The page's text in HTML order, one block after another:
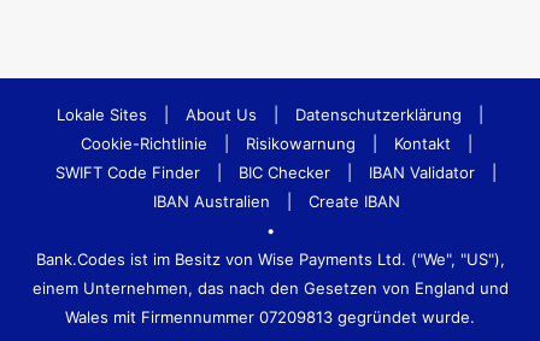
Lokale Sites About Us Datenschutzerklärung
Cookie-Richtlinie
Risikowarnung Kontakt
SWIFT Code Finder
BIC Checker IBAN Validator
IBAN Australien
Create IBAN
•
Bank.Codes ist im Besitz von Wise Payments Ltd. ("We", "US"),
einem Unternehmen, das nach den Gesetzen von England und
Wales mit Firmennummer 07209813 gegründet wurde.